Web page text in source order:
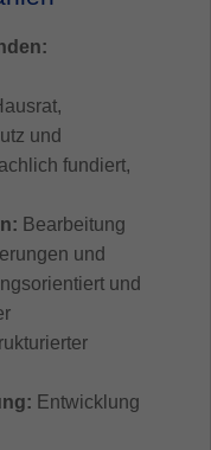
und
fundiert,
Bearbeitung
und
und
Entwicklung